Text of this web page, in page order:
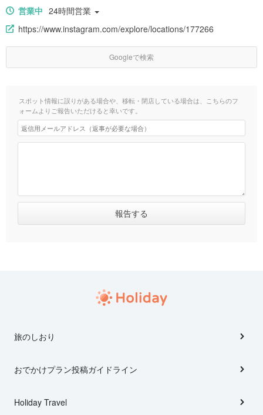
営業中 24時間営業
https://www.instagram.com/explore/locations/177266
Googleで検索
スポット情報に誤りがある場合や、移転・閉店している場合は、こちらのフ
ォームよりご報告いただけると幸いです。
旅のしおり
おでかけプラン投稿ガイドライン
Holiday Travel